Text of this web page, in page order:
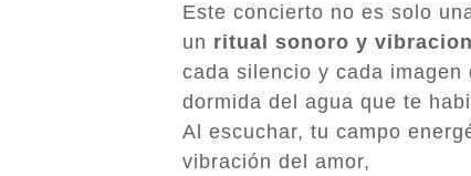
Este concierto no es solo
un ritual sonoro y
cada silencio y cada imagen
dormida del agua que te
Al escuchar, tu campo
vibración del amor,